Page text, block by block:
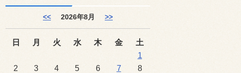
<< 2026年8月 >>
日 月 火 水 木 金
土
1
2
3 4 5 6 7
8